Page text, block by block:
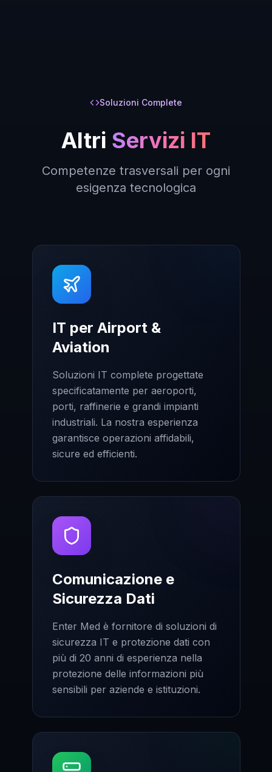
Soluzioni Complete
Altri Servizi IT
Competenze trasversali per ogni
esigenza tecnologica
IT per Airport &
Aviation
Soluzioni IT complete progettate
specificatamente per aeroporti,
porti, raffinerie e grandi impianti
industriali. La nostra esperienza
garantisce operazioni affidabili,
sicure ed efficienti.
Comunicazione e
Sicurezza Dati
Enter Med è fornitore di soluzioni di
sicurezza IT e protezione dati con
più di 20 anni di esperienza nella
protezione delle informazioni più
sensibili per aziende e istituzioni.